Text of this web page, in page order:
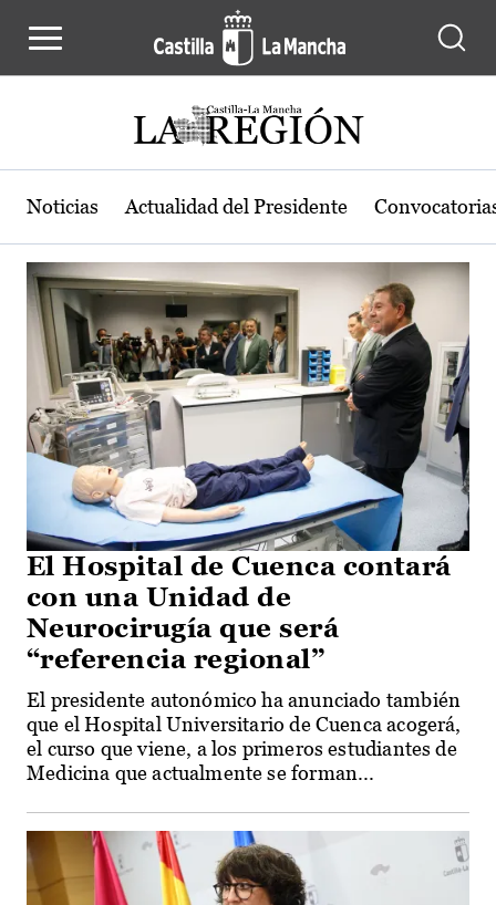
Actualidad de la región de Castilla-
Noticias Actualidad del Presidente
El Hospital de Cuenca contará
con una Unidad de
Neurocirugía que será
“referencia regional”
El presidente autonómico ha anunciado también
que el Hospital Universitario de Cuenca acogerá,
el curso que viene, a los primeros estudiantes de
Medicina que actualmente se forman...